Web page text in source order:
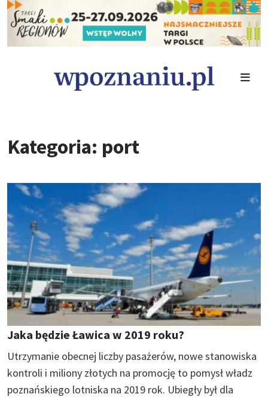
Kategoria: port
Jaka będzie Ławica w 2019 roku?
Utrzymanie obecnej liczby pasażerów, nowe stanowiska
kontroli i miliony złotych na promocję to pomysł władz
poznańskiego lotniska na 2019 rok. Ubiegły był dla